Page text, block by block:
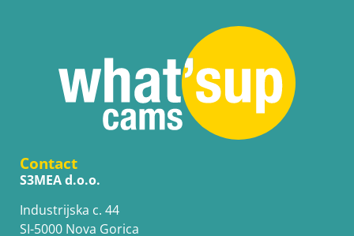
Contact
S3MEA d.o.o.
Industrijska c. 44
SI-5000 Nova Gorica